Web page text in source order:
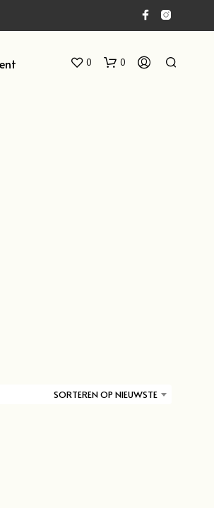
0 0
SORTEREN OP NIEUWSTE